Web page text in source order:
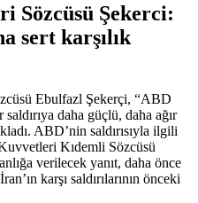
Sözcüsü Şekerci:
sert karşılık
Ebulfazl Şekerçi, “ABD
daha güçlü, daha ağır
ABD’nin saldırısıyla ilgili
Kıdemli Sözcüsü
verilecek yanıt, daha önce
karşı saldırılarının önceki